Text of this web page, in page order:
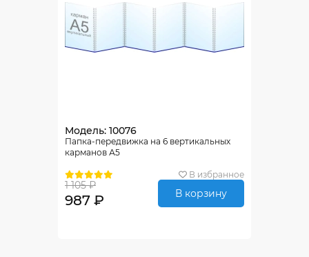
Модель: 10076
Папка-передвижка на 6 вертикальных
карманов А5
В избранное
1 105 ₽
987 ₽ В корзину